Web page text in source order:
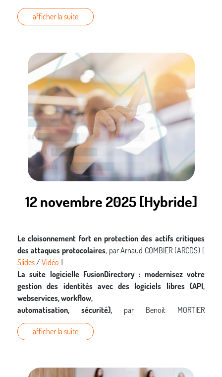
Slides/Vidéo]
afficher la suite
12 novembre 2025 [Hybride]
Le cloisonnement fort en protection des actifs critiques
des attaques protocolaires, par Arnaud COMBIER (ARCDS) [
Slides/Vidéo ]
La suite logicielle FusionDirectory : modernisez votre
gestion des identités avec des logiciels libres (API,
webservices, workflow,
automatisation, sécurité), par Benoit MORTIER
(FusionDirectory) [Slides
Veille sécurité, par Jérémy De Cock et Melchior Courtois [
afficher la suite